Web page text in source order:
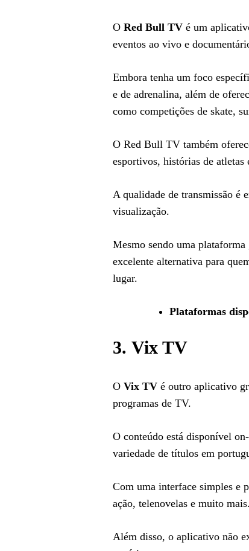
O Red Bull TV é um
eventos ao vivo e
Embora tenha um foco
e de adrenalina, além de
como competições de skate,
O Red Bull TV também
esportivos, histórias de atletas
A qualidade de transmissão é
visualização.
Mesmo sendo uma
excelente alternativa para
lugar.
Plataformas
3. Vix TV
O Vix TV é outro aplicativo
programas de TV.
O conteúdo está disponível
variedade de títulos em
Com uma interface simples e
ação, telenovelas e muito
Além disso, o aplicativo não